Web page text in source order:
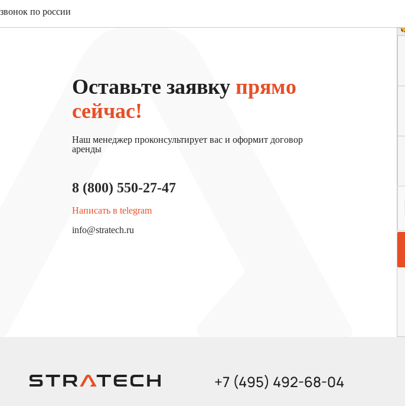
звонок по россии
Оставьте заявку прямо
сейчас!
Наш менеджер проконсультирует вас и оформит договор
аренды
8 (800) 550-27-47
Написать в telegram
info@stratech.ru
+7 (495) 492-68-04